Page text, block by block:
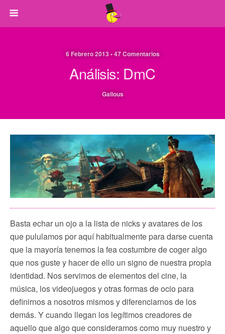
6 Febrero 2013 • 47 Comentarios
Análisis: DmC
Galious
Basta echar un ojo a la lista de nicks y avatares de los
que pululamos por aquí habitualmente para darse cuenta
que la mayoría tenemos la fea costumbre de coger algo
que nos guste y hacer de ello un signo de nuestra propia
identidad. Nos servimos de elementos del cine, la
música, los videojuegos y otras formas de ocio para
definirnos a nosotros mismos y diferenciarnos de los
demás. Y cuando llegan los legítimos creadores de
aquello que algo que consideramos como muy nuestro y